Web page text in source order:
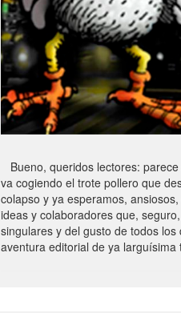
Bueno, queridos lectores:
va cogiendo el trote pollero que
colapso y ya esperamos,
ideas y colaboradores que,
singulares y del gusto de todos
aventura editorial de ya larguísima